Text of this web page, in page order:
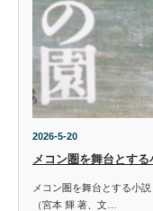
2026-5-20
メコン圏を舞台とする
メコン圏を舞台とする小
（宮本 輝 著、文…